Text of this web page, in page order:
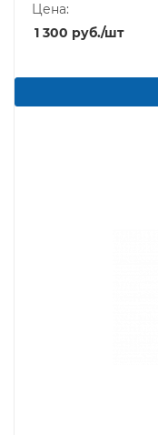
Цена:
1 300 руб./шт